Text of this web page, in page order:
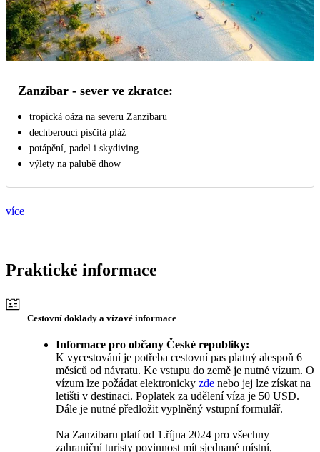
Zanzibar - sever ve zkratce:
tropická oáza na severu Zanzibaru
dechberoucí písčitá pláž
potápění, padel i skydiving
výlety na palubě dhow
více
Praktické informace
Cestovní doklady a vízové informace
Informace pro občany České republiky:
K vycestování je potřeba cestovní pas platný alespoň 6
měsíců od návratu. Ke vstupu do země je nutné vízum. O
vízum lze požádat elektronicky zde nebo jej lze získat na
letišti v destinaci. Poplatek za udělení víza je 50 USD.
Dále je nutné předložit vyplněný vstupní formulář.
Na Zanzibaru platí od 1.října 2024 pro všechny
zahraniční turisty povinnost mít sjednané místní,